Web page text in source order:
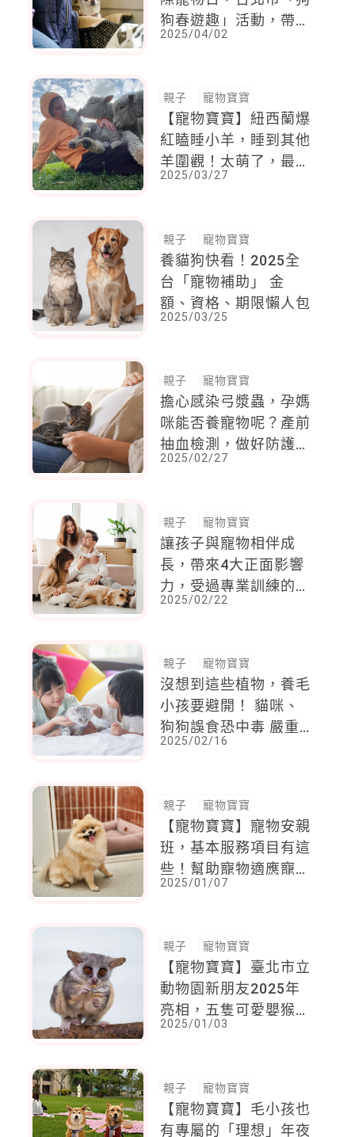
狗春遊趣」活動，帶毛
孩搭捷運公車！還有限
2025/04/02
親子 寵物寶寶
【寵物寶寶】紐西蘭爆
紅瞌睡小羊，睡到其他
羊圍觀！太萌了，最愛
主人抱著睡
2025/03/27
親子 寵物寶寶
養貓狗快看！2025全
台「寵物補助」 金
額、資格、期限懶人包
2025/03/25
親子 寵物寶寶
擔心感染弓漿蟲，孕媽
咪能否養寵物呢？產前
抽血檢測，做好防護，
貓狗不用送養
2025/02/27
親子 寵物寶寶
讓孩子與寵物相伴成
長，帶來4大正面影響
力，受過專業訓練的療
癒犬與心理師互相搭
2025/02/22
親子 寵物寶寶
沒想到這些植物，養毛
小孩要避開！ 貓咪、
狗狗誤食恐中毒 嚴重
導致器官衰竭
2025/02/16
親子 寵物寶寶
【寵物寶寶】寵物安親
班，基本服務項目有這
些！幫助寵物適應寵物
安親班環境有撇步！
2025/01/07
親子 寵物寶寶
【寵物寶寶】臺北市立
動物園新朋友2025年
亮相，五隻可愛嬰猴，
小小身體、大大眼睛，
2025/01/03
親子 寵物寶寶
【寵物寶寶】毛小孩也
有專屬的「理想」年夜